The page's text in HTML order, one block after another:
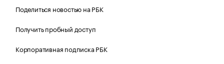
Поделиться новостью на РБК
Получить пробный доступ
Корпоративная подписка РБК